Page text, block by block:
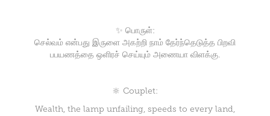
✨ பொருள்:
செல்வம் என்பது இருளை அகற்றி நாம் தேர்ந்தெடுத்த பிறவி
பபயணத்தை ஒளிரச் செய்யும் அணையா விளக்கு.
🔆 Couplet:
Wealth, the lamp unfailing, speeds to every land,